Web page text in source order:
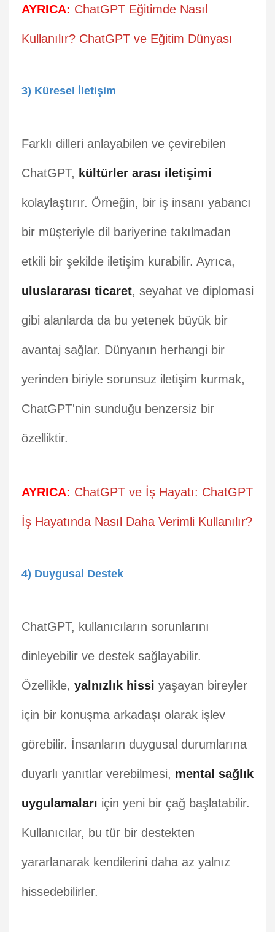
AYRICA: ChatGPT Eğitimde Nasıl
Kullanılır? ChatGPT ve Eğitim Dünyası
3) Küresel İletişim
Farklı dilleri anlayabilen ve çevirebilen
ChatGPT, kültürler arası iletişimi
kolaylaştırır. Örneğin, bir iş insanı yabancı
bir müşteriyle dil bariyerine takılmadan
etkili bir şekilde iletişim kurabilir. Ayrıca,
uluslararası ticaret, seyahat ve diplomasi
gibi alanlarda da bu yetenek büyük bir
avantaj sağlar. Dünyanın herhangi bir
yerinden biriyle sorunsuz iletişim kurmak,
ChatGPT'nin sunduğu benzersiz bir
özelliktir.
AYRICA: ChatGPT ve İş Hayatı: ChatGPT
İş Hayatında Nasıl Daha Verimli Kullanılır?
4) Duygusal Destek
ChatGPT, kullanıcıların sorunlarını
dinleyebilir ve destek sağlayabilir.
Özellikle, yalnızlık hissi yaşayan bireyler
için bir konuşma arkadaşı olarak işlev
görebilir. İnsanların duygusal durumlarına
duyarlı yanıtlar verebilmesi, mental sağlık
uygulamaları için yeni bir çağ başlatabilir.
Kullanıcılar, bu tür bir destekten
yararlanarak kendilerini daha az yalnız
hissedebilirler.